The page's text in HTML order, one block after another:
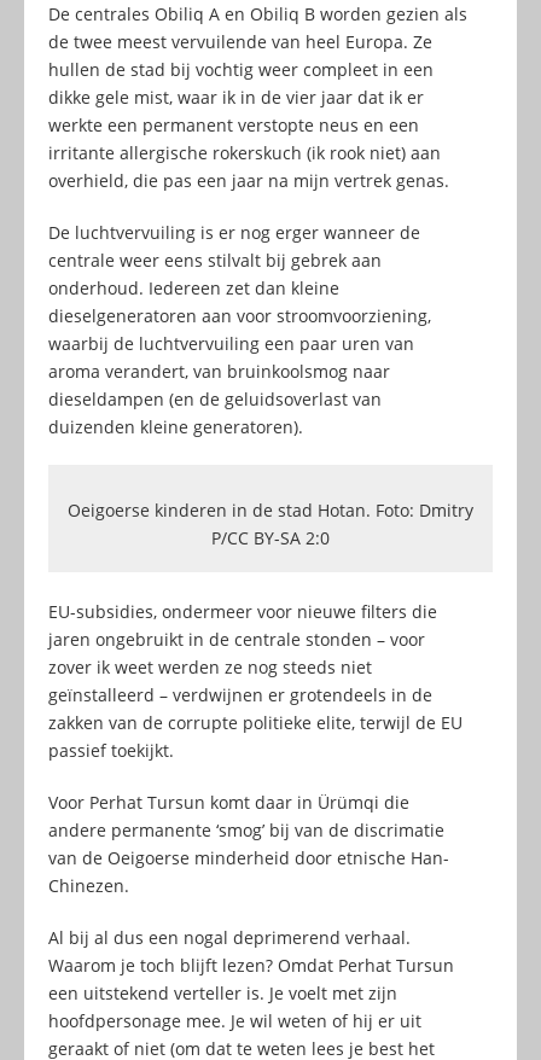
De centrales Obiliq A en Obiliq B worden gezien als
de twee meest vervuilende van heel Europa. Ze
hullen de stad bij vochtig weer compleet in een
dikke gele mist, waar ik in de vier jaar dat ik er
werkte een permanent verstopte neus en een
irritante allergische rokerskuch (ik rook niet) aan
overhield, die pas een jaar na mijn vertrek genas.
De luchtvervuiling is er nog erger wanneer de
centrale weer eens stilvalt bij gebrek aan
onderhoud. Iedereen zet dan kleine
dieselgeneratoren aan voor stroomvoorziening,
waarbij de luchtvervuiling een paar uren van
aroma verandert, van bruinkoolsmog naar
dieseldampen (en de geluidsoverlast van
duizenden kleine generatoren).
Oeigoerse kinderen in de stad Hotan. Foto: Dmitry
P/CC BY-SA 2:0
EU-subsidies, ondermeer voor nieuwe filters die
jaren ongebruikt in de centrale stonden – voor
zover ik weet werden ze nog steeds niet
geïnstalleerd – verdwijnen er grotendeels in de
zakken van de corrupte politieke elite, terwijl de EU
passief toekijkt.
Voor Perhat Tursun komt daar in Ürümqi die
andere permanente ‘smog’ bij van de discrimatie
van de Oeigoerse minderheid door etnische Han-
Chinezen.
Al bij al dus een nogal deprimerend verhaal.
Waarom je toch blijft lezen? Omdat Perhat Tursun
een uitstekend verteller is. Je voelt met zijn
hoofdpersonage mee. Je wil weten of hij er uit
geraakt of niet (om dat te weten lees je best het